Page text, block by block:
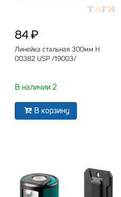
84 ₽
Линейка стальная 300мм Н
00382 USP /19003/
В наличии 2
В корзину